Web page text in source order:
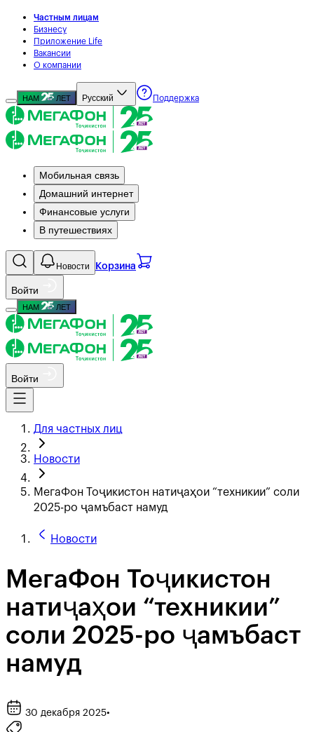
Частным лицам
Бизнесу
Приложение Life
Вакансии
О компании
НАМ ЛЕТ Русский Поддержка
Мобильная связь
Домашний интернет
Финансовые услуги
В путешествиях
Новости Корзина
Войти
НАМ ЛЕТ
Войти
Для частных лиц
Новости
МегаФон Тоҷикистон натиҷаҳои “техникии” соли
2025-ро ҷамъбаст намуд
Новости
МегаФон Тоҷикистон
натиҷаҳои “техникии”
соли 2025-ро ҷамъбаст
намуд
30 декабря 2025•